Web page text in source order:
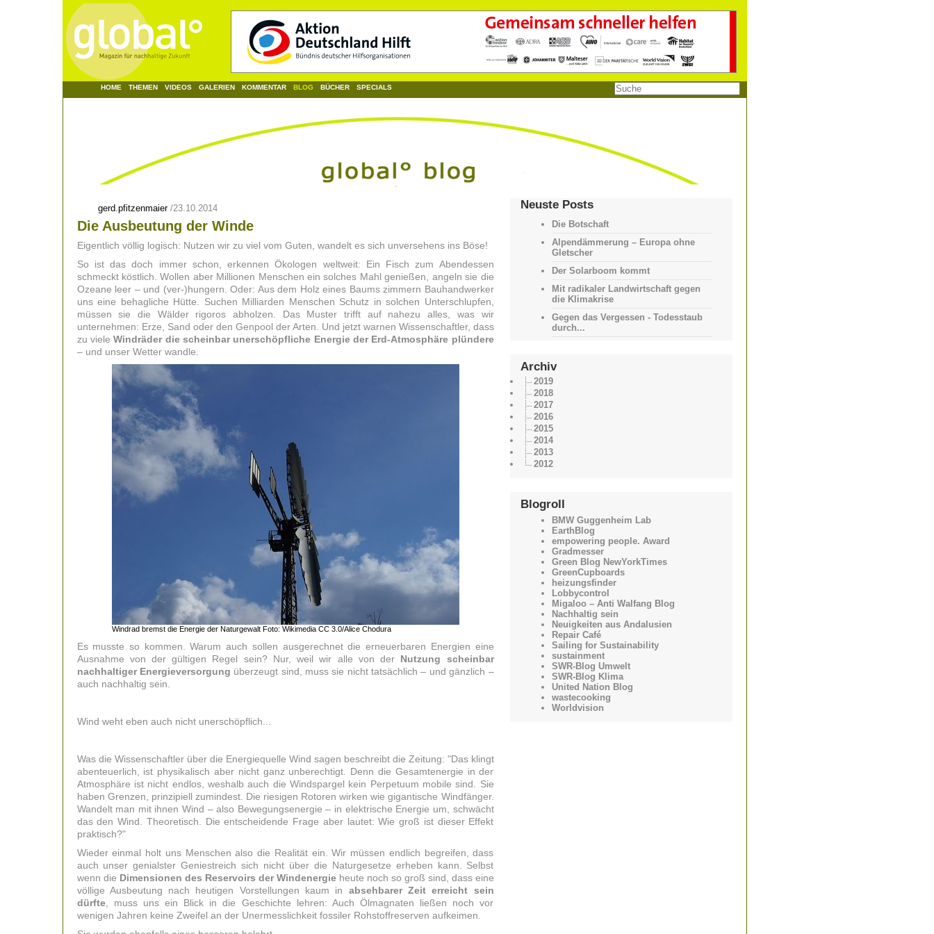
HOME THEMEN VIDEOS GALERIEN KOMMENTAR BLOG BÜCHER SPECIALS
gerd.pfitzenmaier /23.10.2014
Die Ausbeutung der Winde
Eigentlich völlig logisch: Nutzen wir zu viel vom Guten, wandelt es sich unversehens ins Böse!
So ist das doch immer schon, erkennen Ökologen weltweit: Ein Fisch zum Abendessen
schmeckt köstlich. Wollen aber Millionen Menschen ein solches Mahl genießen, angeln sie die
Ozeane leer – und (ver-)hungern. Oder: Aus dem Holz eines Baums zimmern Bauhandwerker
uns eine behagliche Hütte. Suchen Milliarden Menschen Schutz in solchen Unterschlupfen,
müssen sie die Wälder rigoros abholzen. Das Muster trifft auf nahezu alles, was wir
unternehmen: Erze, Sand oder den Genpool der Arten. Und jetzt warnen Wissenschaftler, dass
zu vieleWindräder die scheinbar unerschöpfliche Energie der Erd-Atmosphäre plündere
– und unser Wetter wandle.
Windrad bremst die Energie der Naturgewalt Foto: Wikimedia CC 3.0/Alice Chodura
Es musste so kommen. Warum auch sollen ausgerechnet die erneuerbaren Energien eine
Ausnahme von der gültigen Regel sein? Nur, weil wir alle von der Nutzung scheinbar
nachhaltiger Energieversorgung überzeugt sind, muss sie nicht tatsächlich – und gänzlich –
auch nachhaltig sein.
Wind weht eben auch nicht unerschöpflich...
Was die Wissenschaftler über die Energiequelle Wind sagen beschreibt die Zeitung: "Das klingt
abenteuerlich, ist physikalisch aber nicht ganz unberechtigt. Denn die Gesamtenergie in der
Atmosphäre ist nicht endlos, weshalb auch die Windspargel kein Perpetuum mobile sind. Sie
haben Grenzen, prinzipiell zumindest. Die riesigen Rotoren wirken wie gigantische Windfänger.
Wandelt man mit ihnen Wind – also Bewegungsenergie – in elektrische Energie um, schwächt
das den Wind. Theoretisch. Die entscheidende Frage aber lautet: Wie groß ist dieser Effekt
praktisch?"
Wieder einmal holt uns Menschen also die Realität ein. Wir müssen endlich begreifen, dass
auch unser genialster Geniestreich sich nicht über die Naturgesetze erheben kann. Selbst
wenn die Dimensionen des Reservoirs der Windenergieheute noch so groß sind, dass eine
völlige Ausbeutung nach heutigen Vorstellungen kaum in absehbarer Zeit erreicht sein
dürfte, muss uns ein Blick in die Geschichte lehren: Auch Ölmagnaten ließen noch vor
wenigen Jahren keine Zweifel an der Unermesslichkeit fossiler Rohstoffreserven aufkeimen.
Neuste Posts
Die Botschaft
Alpendämmerung – Europa ohne
Gletscher
Der Solarboom kommt
Mit radikaler Landwirtschaft gegen
die Klimakrise
Gegen das Vergessen - Todesstaub
durch...
Archiv
2019
2018
2017
2016
2015
2014
2013
2012
Blogroll
BMW Guggenheim Lab
EarthBlog
empowering people. Award
Gradmesser
Green Blog NewYorkTimes
GreenCupboards
heizungsfinder
Lobbycontrol
Migaloo – Anti Walfang Blog
Nachhaltig sein
Neuigkeiten aus Andalusien
Repair Café
Sailing for Sustainability
sustainment
SWR-Blog Umwelt
SWR-Blog Klima
United Nation Blog
wastecooking
Worldvision